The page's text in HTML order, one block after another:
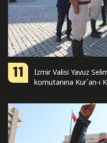
11
İzmir Valisi Yavuz
komutanına Kur`an-ı